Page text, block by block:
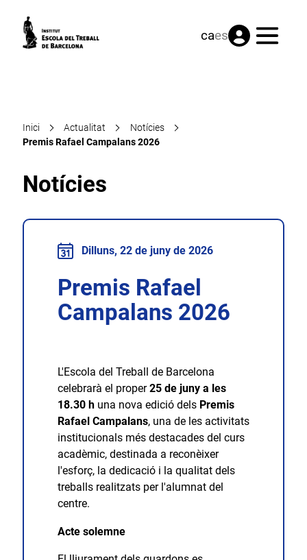
caes Menú
Inici Actualitat
Notícies
Premis Rafael Campalans 2026
Notícies
Dilluns, 22 de juny de 2026
Premis Rafael
Campalans 2026
L'Escola del Treball de Barcelona
celebrarà el proper25 de juny a les
18.30 huna nova edició dels Premis
Rafael Campalans, una de les activitats
institucionals més destacades del curs
acadèmic, destinada a reconèixer
l'esforç, la dedicació i la qualitat dels
treballs realitzats per l'alumnat del
centre.
Acte solemne